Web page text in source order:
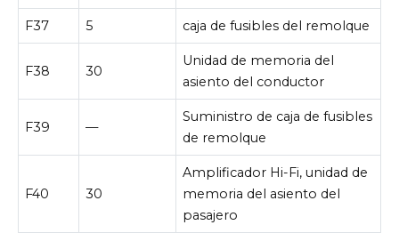
F37 5 caja de fusibles del remolque
F38 30
Unidad de memoria del
asiento del conductor
F39 —
Suministro de caja de fusibles
de remolque
F40 30
Amplificador Hi-Fi, unidad de
memoria del asiento del
pasajero